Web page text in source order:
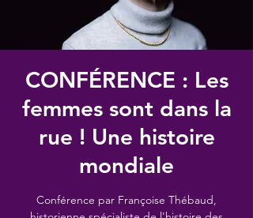
CONFÉRENCE : Les
femmes sont dans la
rue ! Une histoire
mondiale
Conférence par Françoise Thébaud,